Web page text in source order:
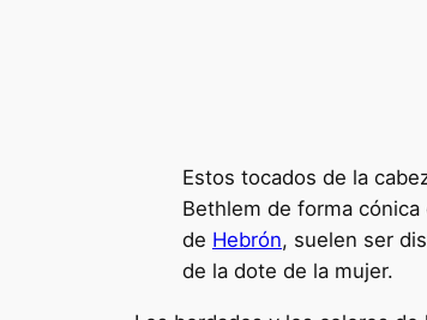
Estos tocados de la
Bethlem de forma
de Hebrón, suelen ser
de la dote de la mujer.